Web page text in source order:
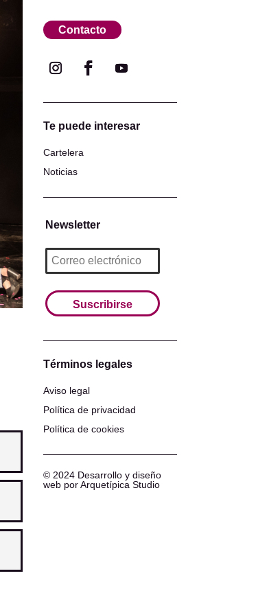
Contacto
Te puede interesar
Cartelera
Noticias
Newsletter
Suscribirse
Términos legales
Aviso legal
Política de privacidad
Política de cookies
© 2024 Desarrollo y diseño
web por Arquetípica Studio